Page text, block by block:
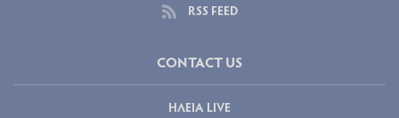
RSS FEED
CONTACT US
ΗΛΕΙΑ LIVE